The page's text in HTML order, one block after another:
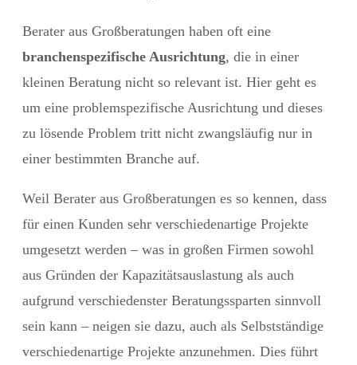
Berater aus Großberatungen haben oft eine
branchenspezifische Ausrichtung, die in einer
kleinen Beratung nicht so relevant ist. Hier geht es
um eine problemspezifische Ausrichtung und dieses
zu lösende Problem tritt nicht zwangsläufig nur in
einer bestimmten Branche auf.
Weil Berater aus Großberatungen es so kennen, dass
für einen Kunden sehr verschiedenartige Projekte
umgesetzt werden – was in großen Firmen sowohl
aus Gründen der Kapazitätsauslastung als auch
aufgrund verschiedenster Beratungssparten sinnvoll
sein kann – neigen sie dazu, auch als Selbstständige
verschiedenartige Projekte anzunehmen. Dies führt